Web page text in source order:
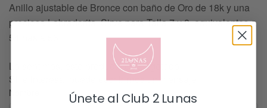
Anillo ajustable de Bronce con baño de Oro de 18k y una
preciosa Labradorita. Sirve para Talla 7 y 8, equivalentes a
54 hasta 56
Lo sentimos, este producto esta agotado.
Si le interesa, puede escribirnos un mensaje.
Nombre Únete al Club 2 Lunas